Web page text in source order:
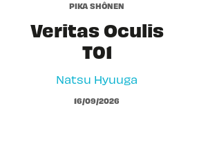
PIKA SHÔNEN
Veritas Oculis
T01
Natsu Hyuuga
16/09/2026